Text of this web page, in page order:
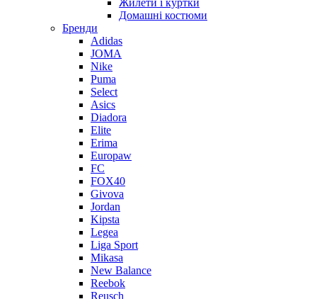
Жилети і куртки
Домашні костюми
Бренди
Adidas
JOMA
Nike
Puma
Select
Asics
Diadora
Elite
Erima
Europaw
FC
FOX40
Givova
Jordan
Kipsta
Legea
Liga Sport
Mikasa
New Balance
Reebok
Reusch